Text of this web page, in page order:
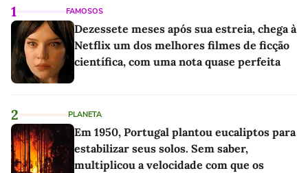
1 FAMOSOS
Dezessete meses após sua estreia, chega à
Netflix um dos melhores filmes de ficção
científica, com uma nota quase perfeita
2 PLANETA
Em 1950, Portugal plantou eucaliptos para
estabilizar seus solos. Sem saber,
multiplicou a velocidade com que os